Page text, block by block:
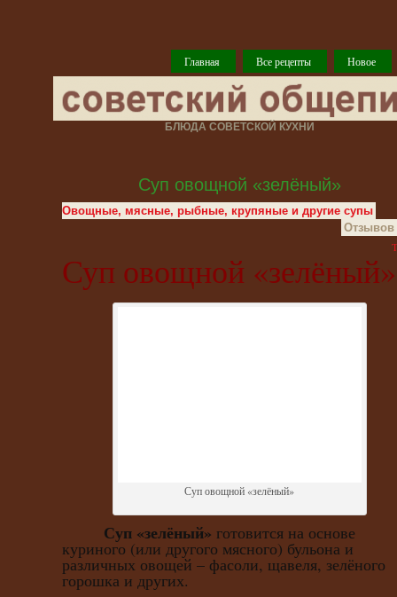
Главная Все рецепты Новое
БЛЮДА СОВЕТСКОЙ КУХНИ
Суп овощной «зелёный»
Овощные, мясные, рыбные, крупяные и другие супы
Отзывов
Суп овощной «зелёный»
Суп овощной «зелёный»
Суп «зелёный» готовится на основе
куриного (или другого мясного) бульона и
различных овощей – фасоли, щавеля, зелёного
горошка и других.